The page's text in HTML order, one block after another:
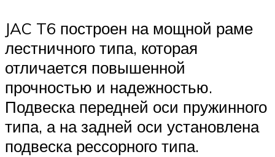
JAC T6 построен на мощной раме
лестничного типа, которая
отличается повышенной
прочностью и надежностью.
Подвеска передней оси пружинного
типа, а на задней оси установлена
подвеска рессорного типа.